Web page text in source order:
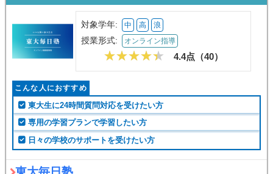
対象学年: 中 高 浪
授業形式: オンライン指導
4.4点（40）
こんな人におすすめ
東大生に24時間質問対応を受けたい方
専用の学習プランで学習したい方
日々の学校のサポートを受けたい方